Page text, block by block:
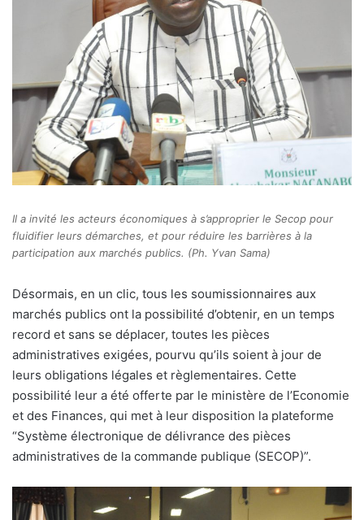
Il a invité les acteurs économiques à s’approprier le Secop pour
fluidifier leurs démarches, et pour réduire les barrières à la
participation aux marchés publics. (Ph. Yvan Sama)
Désormais, en un clic, tous les soumissionnaires aux
marchés publics ont la possibilité d’obtenir, en un temps
record et sans se déplacer, toutes les pièces
administratives exigées, pourvu qu’ils soient à jour de
leurs obligations légales et règlementaires. Cette
possibilité leur a été offerte par le ministère de l’Economie
et des Finances, qui met à leur disposition la plateforme
“Système électronique de délivrance des pièces
administratives de la commande publique (SECOP)”.